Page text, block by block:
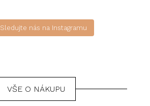
Sledujte nás na Instagramu
VŠE O NÁKUPU